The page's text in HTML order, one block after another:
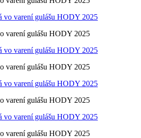
varení gulášu HODY 2025
varení gulášu HODY 2025
varení gulášu HODY 2025
varení gulášu HODY 2025